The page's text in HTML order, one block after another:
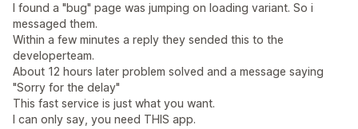
I found a "bug" page was jumping on loading variant. So i
messaged them.
Within a few minutes a reply they sended this to the
developerteam.
About 12 hours later problem solved and a message saying
"Sorry for the delay"
This fast service is just what you want.
I can only say, you need THIS app.